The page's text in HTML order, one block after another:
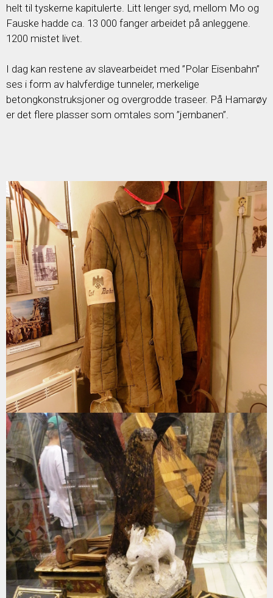
helt til tyskerne kapitulerte. Litt lenger syd, mellom Mo og
Fauske hadde ca. 13 000 fanger arbeidet på anleggene.
1200 mistet livet.
I dag kan restene av slavearbeidet med ”Polar Eisenbahn”
ses i form av halvferdige tunneler, merkelige
betongkonstruksjoner og overgrodde traseer. På Hamarøy
er det flere plasser som omtales som ”jernbanen”.